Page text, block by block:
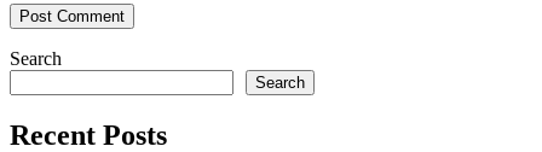
Search
Search
Recent Posts